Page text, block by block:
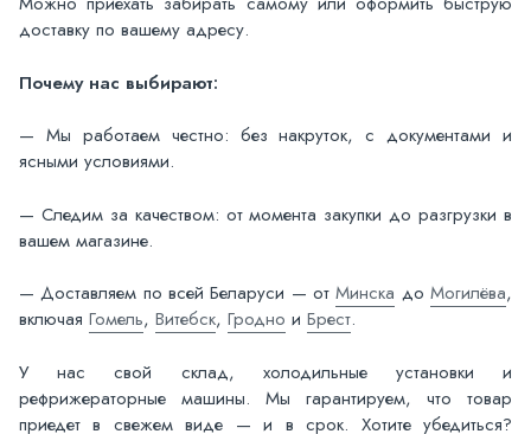
доставку по вашему адресу.
Почему нас выбирают:
— Мы работаем честно: без накруток, с документами и
ясными условиями.
— Следим за качеством: от момента закупки до разгрузки в
вашем магазине.
— Доставляем по всей Беларуси — отМинска доМогилёва,
включая Гомель, Витебск, Гродно и Брест.
У нас свой склад, холодильные установки и
рефрижераторные машины. Мы гарантируем, что товар
приедет в свежем виде — и в срок. Хотите убедиться?